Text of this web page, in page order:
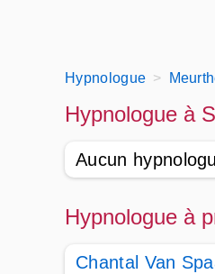
Hypnologue
Hypnologue à
Aucun
Hypnologue à
Chantal Van